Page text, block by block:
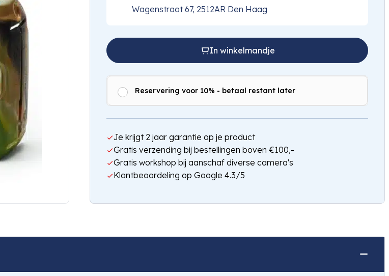
Wagenstraat 67, 2512AR Den Haag
In winkelmandje
Reservering voor 10% - betaal restant later
Je krijgt 2 jaar garantie op je product
Gratis verzending bij bestellingen boven €100,-
Gratis workshop bij aanschaf diverse camera's
Klantbeoordeling op Google 4.3/5